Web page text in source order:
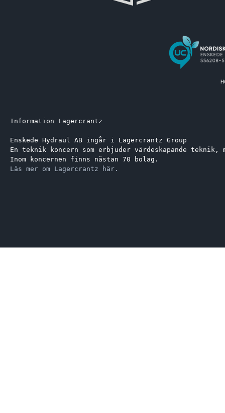
Information Lagercrantz
Enskede Hydraul AB ingår i Lagercrantz Group
En teknik koncern som erbjuder värdeskapande
Inom koncernen finns nästan 70 bolag.
Läs mer om Lagercrantz här.